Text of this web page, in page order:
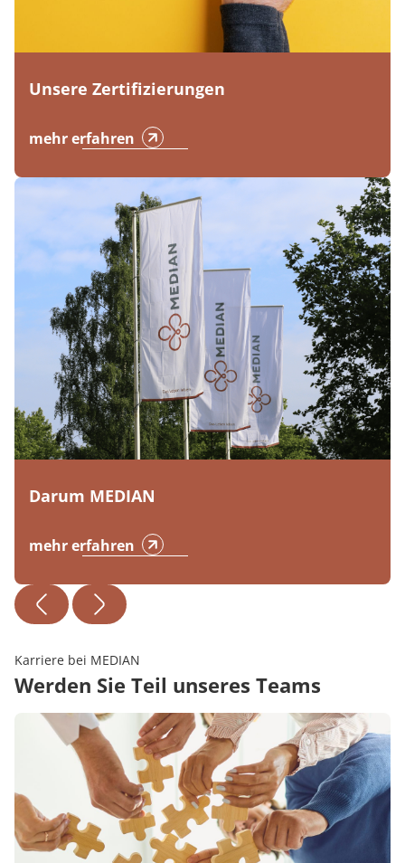
Unsere Zertifizierungen
mehr erfahren
Darum MEDIAN
mehr erfahren
Karriere bei MEDIAN
Werden Sie Teil unseres Teams